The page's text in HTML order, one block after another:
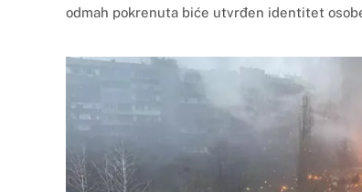
odmah pokrenuta biće utvrđen identitet